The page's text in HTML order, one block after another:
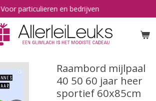
Voor particulieren en bedrijven
Raambord mijlpaal
40 50 60 jaar heer
sportief 60x85cm